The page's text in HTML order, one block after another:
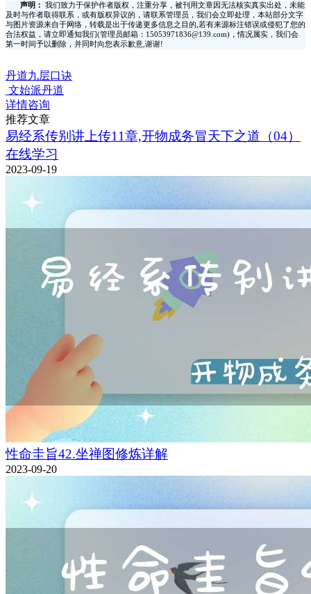
声明：
我们致力于保护作者版权，注重分享，被刊用文章因无法核实真实出处，未能
及时与作者取得联系，或有版权异议的，请联系管理员，我们会立即处理，本站部分文字
与图片资源来自于网络，转载是出于传递更多信息之目的,若有来源标注错误或侵犯了您的
合法权益，请立即通知我们(管理员邮箱：15053971836@139.com)，情况属实，我们会
第一时间予以删除，并同时向您表示歉意,谢谢!
丹道九层口诀
文始派丹道
详情咨询
推荐文章
易经系传别讲上传11章,开物成务冒天下之道（04）
在线学习
2023-09-19
性命圭旨42.坐禅图修炼详解
2023-09-20